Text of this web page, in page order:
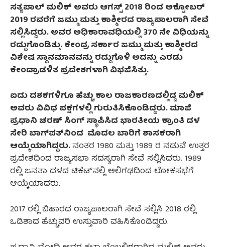
ಸತ್ಯಪಾಲ್‌ ಮಲಿಕ್ ಅವರು ಆಗಸ್ಟ್ 2018 ರಿಂದ ಅಕ್ಟೋಬರ್
2019 ರವರೆಗೆ ಜಮ್ಮು ಮತ್ತು ಕಾಶ್ಮೀರದ ರಾಜ್ಯಪಾಲರಾಗಿ ಸೇವೆ
ಸಲ್ಲಿಸಿದ್ದರು. ಅವರ ಅಧಿಕಾರಾವಧಿಯಲ್ಲಿ 370 ನೇ ವಿಧಿಯನ್ನು
ರದ್ದುಗೊಂಡಿತ್ತು. ಕೇಂದ್ರ ಸರ್ಕಾರ ಜಮ್ಮು ಮತ್ತು ಕಾಶ್ಮೀರದ
ವಿಶೇಷ ಸ್ಥಾನಮಾನವನ್ನು ರದ್ದುಗೊಳಿ ಅದನ್ನು ಎರಡು
ಕೇಂದ್ರಾಡಳಿತ ಪ್ರದೇಶಗಳಾಗಿ ವಿಭಜಿಸಿತ್ತು.
ಐದು ದಶಕಗಳಿಗೂ ಹೆಚ್ಚು ಕಾಲರಾಜಕಾರಣದಲ್ಲಿದ್ದ ಮಲಿಕ್‌
ಅವರು ವಿವಿಧ ಪಕ್ಷಗಳಲ್ಲಿ ಗುರುತಿಸಿಕೊಂಡಿದ್ದರು. ಮಾಜಿ
ಪ್ರಧಾನಿ ಚರಣ್ ಸಿಂಗ್ ಸ್ಥಾಪಿಸಿದ ಭಾರತೀಯ ಕ್ರಾಂತಿ ದಳ
ಸೇರಿ ಬಾಗ್‌ಪತ್‌ನಿಂದ ಮೊದಲ ಬಾರಿಗೆ ಶಾಸಕರಾಗಿ
ಆಯ್ಕೆಯಾಗಿದ್ದರು.ನಂತರ 1980 ಮತ್ತು 1989 ರ ನಡುವೆ ಉತ್ತರ
ಪ್ರದೇಶದಿಂದ ರಾಜ್ಯಸಭಾ ಸದಸ್ಯರಾಗಿ ಸೇವೆ ಸಲ್ಲಿಸಿದರು. 1989
ರಲ್ಲಿ ಜನತಾ ದಳದ ಟಿಕೆಟ್‌ನಲ್ಲಿ ಅಲಿಗಢದಿಂದ ಲೋಕಸಭೆಗೆ
ಆಯ್ಕೆಯಾದರು.
2017 ರಲ್ಲಿ ಬಿಹಾರದ ರಾಜ್ಯಪಾಲರಾಗಿ ಸೇವೆ ಸಲ್ಲಿಸಿ 2018 ರಲ್ಲಿ
ಒಡಿಶಾದ ಹೆಚ್ಚುವರಿ ಉಸ್ತುವಾರಿ ವಹಿಸಿಕೊಂಡಿದ್ದರು.